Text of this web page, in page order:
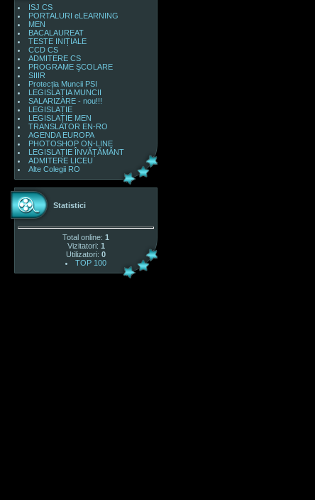
ISJ CS
PORTALURI eLEARNING
MEN
BACALAUREAT
TESTE INIȚIALE
CCD CS
ADMITERE CS
PROGRAME ŞCOLARE
SIIIR
Protecția Muncii PSI
LEGISLAȚIA MUNCII
SALARIZARE - nou!!!
LEGISLAȚIE
LEGISLAȚIE MEN
TRANSLATOR EN-RO
AGENDA EUROPA
PHOTOSHOP ON-LINE
LEGISLAȚIE ÎNVĂȚĂMÂNT
ADMITERE LICEU
Alte Colegii RO
Statistici
Total online: 1
Vizitatori: 1
Utilizatori: 0
TOP 100